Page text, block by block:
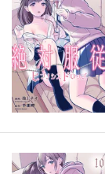
ポイント